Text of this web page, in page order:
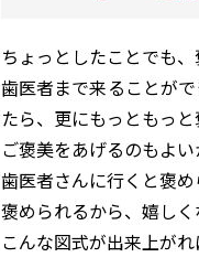
ちょっとしたことでも
歯医者まで来ることが
たら、更にもっともっと
ご褒美をあげるのもよい
歯医者さんに行くと褒め
褒められるから、嬉しく
こんな図式が出来上がれ